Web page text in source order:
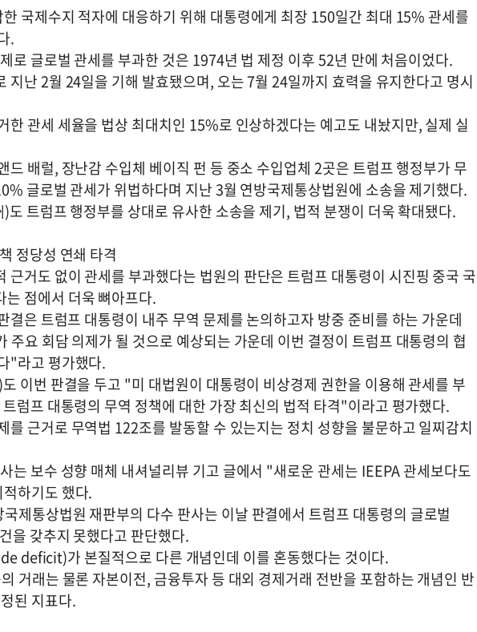
국제수지 적자에 대응하기 위해 대통령에게 최장 150일간 최대 15% 관세를
.
로 글로벌 관세를 부과한 것은 1974년 법 제정 이후 52년 만에 처음이었다.
지난 2월 24일을 기해 발효됐으며, 오는 7월 24일까지 효력을 유지한다고 명시
한 관세 세율을 법상 최대치인 15%로 인상하겠다는 예고도 내놨지만, 실제 실
드 배럴, 장난감 수입체 베이직 펀 등 중소 수입업체 2곳은 트럼프 행정부가 무
글로벌 관세가 위법하다며 지난 3월 연방국제통상법원에 소송을 제기했다.
도 트럼프 행정부를 상대로 유사한 소송을 제기, 법적 분쟁이 더욱 확대됐다.
정당성 연쇄 타격
근거도 없이 관세를 부과했다는 법원의 판단은 트럼프 대통령이 시진핑 중국 국
점에서 더욱 뼈아프다.
은 트럼프 대통령이 내주 무역 문제를 논의하고자 방중 준비를 하는 가운데
요 회담 의제가 될 것으로 예상되는 가운데 이번 결정이 트럼프 대통령의 협
"라고 평가했다.
이번 판결을 두고 "미 대법원이 대통령이 비상경제 권한을 이용해 관세를 부
럼프 대통령의 무역 정책에 대한 가장 최신의 법적 타격"이라고 평가했다.
를 근거로 무역법 122조를 발동할 수 있는지는 정치 성향을 불문하고 일찌감치
는 보수 성향 매체 내셔널리뷰 기고 글에서 "새로운 관세는 IEEPA 관세보다도
하기도 했다.
제통상법원 재판부의 다수 판사는 이날 판결에서 트럼프 대통령의 글로벌
을 갖추지 못했다고 판단했다.
deficit)가 본질적으로 다른 개념인데 이를 혼동했다는 것이다.
거래는 물론 자본이전, 금융투자 등 대외 경제거래 전반을 포함하는 개념인 반
된 지표다.